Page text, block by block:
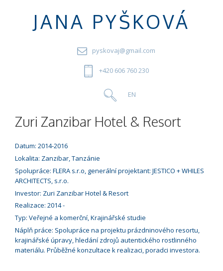
JANA PYŠKOVÁ
pyskovaj@gmail.com
+420 606 760 230
Zuri Zanzibar Hotel & Resort
Datum: 2014-2016
Lokalita: Zanzibar, Tanzánie
Spolupráce: FLERA s.r.o, generální projektant: JESTICO + WHILES
ARCHITECTS, s.r.o.
Investor: Zuri Zanzibar Hotel & Resort
Realizace: 2014 -
Typ: Veřejné a komerční, Krajinářské studie
Náplň práce: Spolupráce na projektu prázdninového resortu,
krajinářské úpravy, hledání zdrojů autentického rostlinného
materiálu. Průběžné konzultace k realizaci, poradci investora.